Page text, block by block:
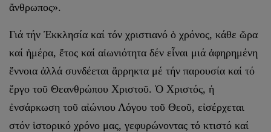
ἄνθρωπος».
Γιά τήν Ἐκκλησία καί τόν χριστιανό ὁ χρόνος, κάθε ὥρα
καί ἡμέρα, ἔτος καί αἰωνιότητα δέν εἶναι μιά ἀφηρημένη
ἔννοια ἀλλά συνδέεται ἄρρηκτα μέ τήν παρουσία καί τό
ἔργο τοῦ Θεανθρώπου Χριστοῦ. Ὁ Χριστός, ἡ
ἐνσάρκωση τοῦ αἰώνιου Λόγου τοῦ Θεοῦ, εἰσέρχεται
στόν ἱστορικό χρόνο μας, γεφυρώνοντας τό κτιστό καί